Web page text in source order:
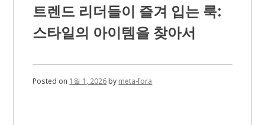
의
방
향:
차
(EV)
트렌드 리더들이 즐겨 입는 룩:
스타일의 아이템을 찾아서
Posted on 1월 1, 2026by meta-fora